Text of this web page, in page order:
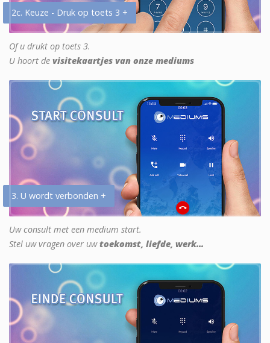
2c. Keuze - Druk op toets 3 +
Of u drukt op toets 3.
U hoort de visitekaartjes van onze mediums
3. U wordt verbonden +
Uw consult met een medium start.
Stel uw vragen over uwtoekomst, liefde, werk...